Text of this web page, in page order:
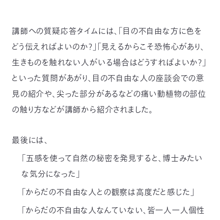
講師への質疑応答タイムには、「目の不自由な方に色を
どう伝えればよいのか？」「見えるからこそ恐怖心があり、
生きものを触れない人がいる場合はどうすればよいか？」
といった質問があがり、目の不自由な人の座談会での意
見の紹介や、尖った部分があるなどの痛い動植物の部位
の触り方などが講師から紹介されました。
最後には、
「五感を使って自然の秘密を発見すると、博士みたい
な気分になった」
「からだの不自由な人との観察は高度だと感じた」
「からだの不自由な人なんていない、皆一人一人個性